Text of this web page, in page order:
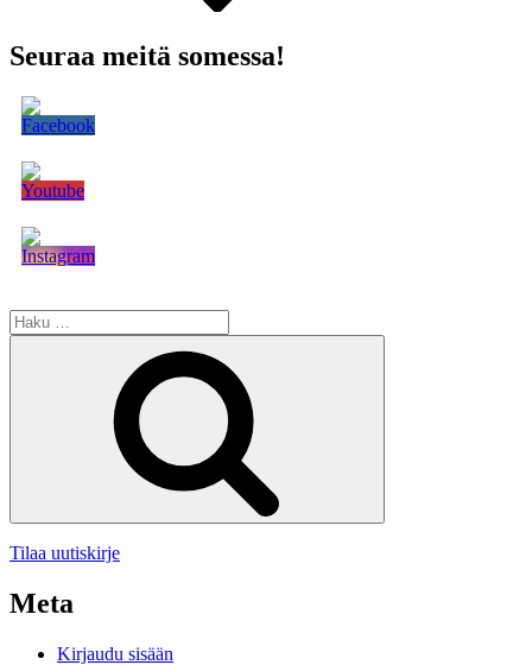
Seuraa meitä somessa!
Etsi:
Tilaa uutiskirje
Meta
Kirjaudu sisään